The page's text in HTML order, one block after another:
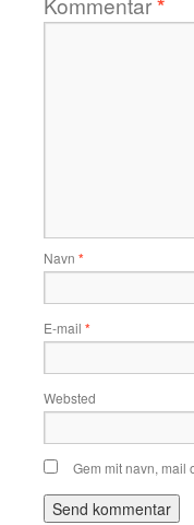
Navn *
E-mail *
Websted
Gem mit navn, mail